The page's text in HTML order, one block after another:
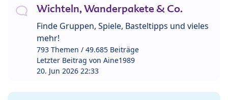
Wichteln, Wanderpakete & Co.
Finde Gruppen, Spiele, Basteltipps und vieles
mehr!
793 Themen / 49.685 Beiträge
Letzter Beitrag von Aine1989
20. Jun 2026 22:33